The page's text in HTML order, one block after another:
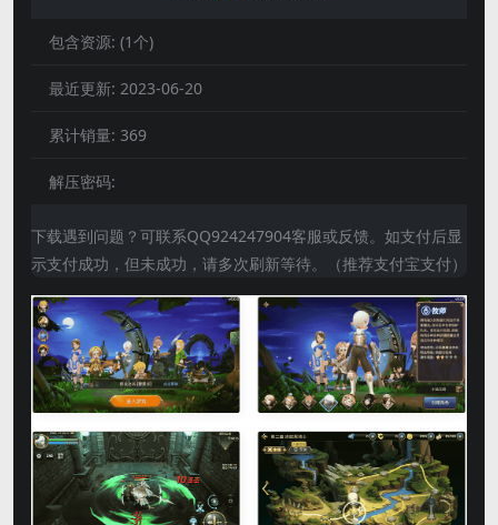
包含资源: (1个)
最近更新: 2023-06-20
累计销量: 369
解压密码:
下载遇到问题？可联系QQ924247904客服或反馈。如支付后显
示支付成功，但未成功，请多次刷新等待。（推荐支付宝支付）